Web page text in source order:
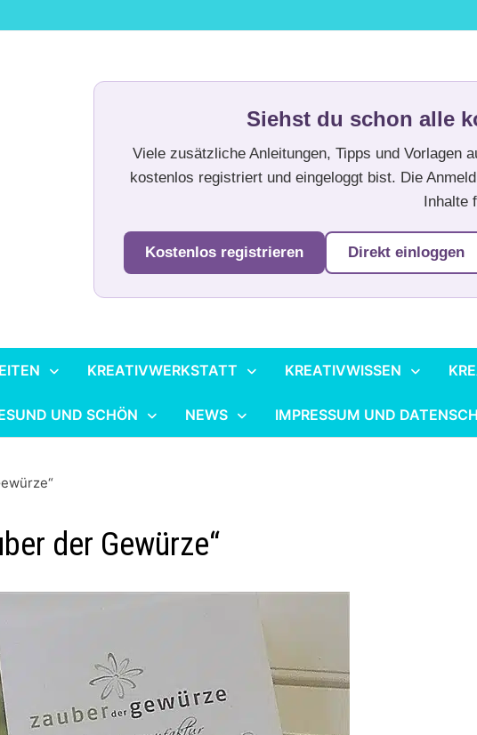
Siehst du schon alle
Viele zusätzliche Anleitungen, Tipps und Vorlagen
kostenlos registriert und eingeloggt bist. Die
Inhalte
Kostenlos registrieren Direkt einloggen
KREATIVWERKSTATT KREATIVWISSEN
UND SCHÖN NEWS IMPRESSUM UND
der Gewürze“